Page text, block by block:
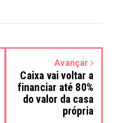
Avançar
Caixa vai voltar a
financiar até 80%
do valor da casa
própria